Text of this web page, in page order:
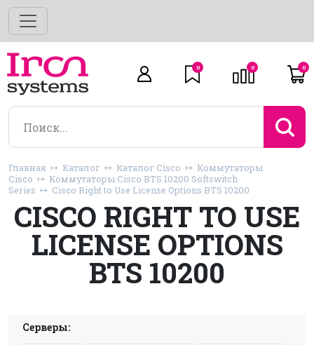
0 0 0
Главная Каталог Каталог Cisco
Коммутаторы
Cisco
Коммутаторы Cisco BTS 10200 Softswitch
Series
Cisco Right to Use License Options BTS 10200
CISCO RIGHT TO USE
LICENSE OPTIONS
BTS 10200
Серверы: